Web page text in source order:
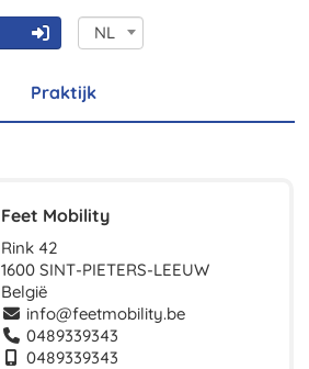
NL
Praktijk
Feet Mobility
Rink 42
1600 SINT-PIETERS-LEEUW
België
info@feetmobility.be
0489339343
0489339343